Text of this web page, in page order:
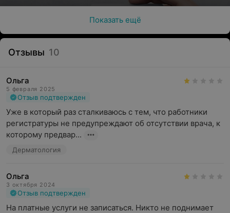
Показать ещё
Отзывы 10
Ольга
5 февраля 2025
Отзыв подтвержден
Уже в который раз сталкиваюсь с тем, что работники
регистратуры не предупреждают об отсутствии врача, к
которому предвар...
Дерматология
Ольга
3 октября 2024
Отзыв подтвержден
На платные услуги не записаться. Никто не поднимает